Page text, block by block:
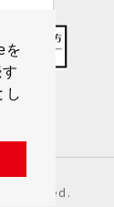
を
し
Reserved.